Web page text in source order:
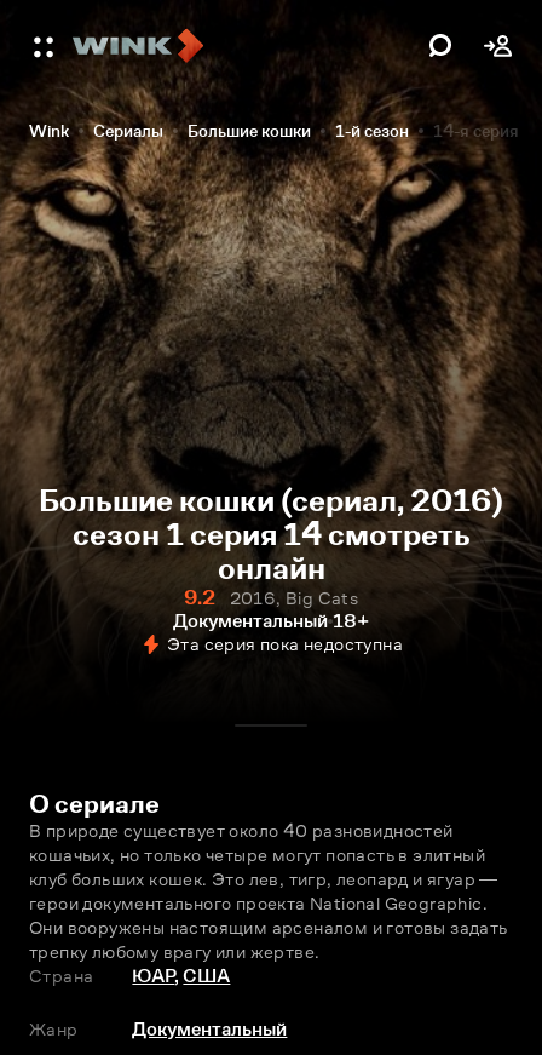
Wink Сериалы Большие кошки 1-й сезон 14-я серия
Большие кошки (сериал, 2016)
сезон 1 серия 14 смотреть
онлайн
9.2
2016, Big Cats
Документальный 18+
Эта серия пока недоступна
О сериале
В природе существует около 40 разновидностей
кошачьих, но только четыре могут попасть в элитный
клуб больших кошек. Это лев, тигр, леопард и ягуар ―
герои документального проекта National Geographic.
Они вооружены настоящим арсеналом и готовы задать
трeпку любому врагу или жертве.
Страна
ЮАР,США
Жанр Документальный